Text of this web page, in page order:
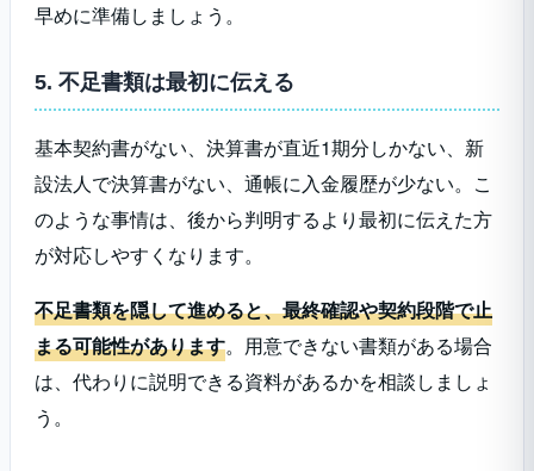
早めに準備しましょう。
5. 不足書類は最初に伝える
基本契約書がない、決算書が直近1期分しかない、新
設法人で決算書がない、通帳に入金履歴が少ない。こ
のような事情は、後から判明するより最初に伝えた方
が対応しやすくなります。
不足書類を隠して進めると、最終確認や契約段階で止
まる可能性があります。用意できない書類がある場合
は、代わりに説明できる資料があるかを相談しましょ
う。